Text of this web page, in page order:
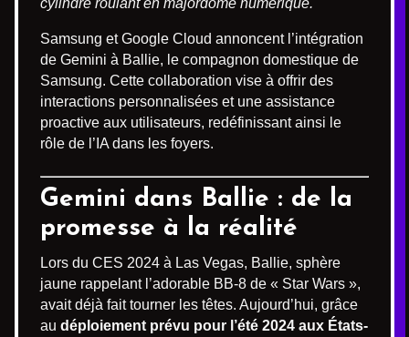
Samsung et Google Cloud annoncent l’intégration
de Gemini à Ballie, le compagnon domestique de
Samsung. Cette collaboration vise à offrir des
interactions personnalisées et une assistance
proactive aux utilisateurs, redéfinissant ainsi le
rôle de l’IA dans les foyers.
Gemini dans Ballie : de la
promesse à la réalité
Lors du CES 2024 à Las Vegas, Ballie, sphère
jaune rappelant l’adorable BB-8 de « Star Wars »,
avait déjà fait tourner les têtes. Aujourd’hui, grâce
au déploiement prévu pour l’été 2024 aux États-